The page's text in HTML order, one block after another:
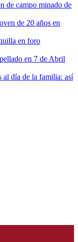
de campo minado de
de 20 años en
en foro
en 7 de Abril
al día de la familia: así